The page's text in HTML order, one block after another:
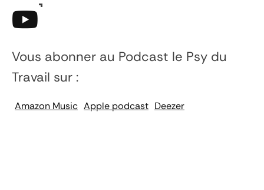
Vous abonner au Podcast le Psy du
Travail sur :
Amazon Music Apple podcast Deezer